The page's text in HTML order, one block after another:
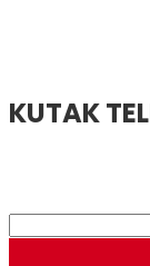
KUTAK
Search